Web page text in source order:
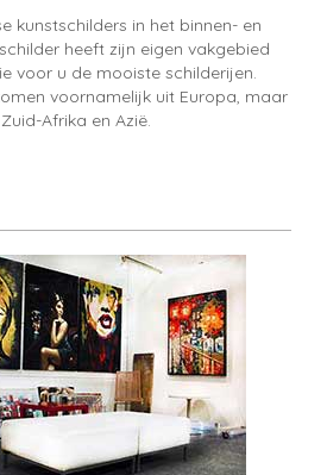
kunstschilders in het binnen- en
heeft zijn eigen vakgebied
voor u de mooiste schilderijen.
voornamelijk uit Europa, maar
Afrika en Azië.